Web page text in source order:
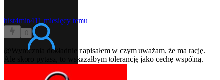
hist4min411 miesięcy temu
0
@Wyrocznia
dokładnie napisałem w czym uważam, że ma rację.
Ale skoro pytasz, to wskazałbym tolerancję jako cechę wspólną.